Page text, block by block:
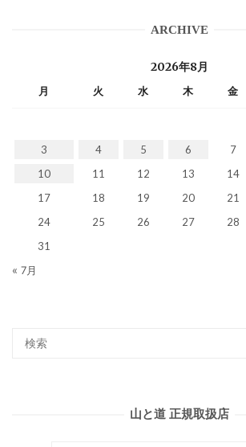
ARCHIVE
2026年8月
月 火 水 木 金
3
4 5 6 7
10
11 12 13 14
17
18 19 20 21
24
25 26 27 28
31
« 7月
山と道 正規取扱店